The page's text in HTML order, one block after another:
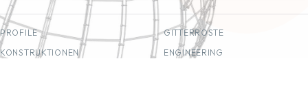
PROFILE
GITTERROSTE
KONSTRUKTIONEN
ENGINEERING